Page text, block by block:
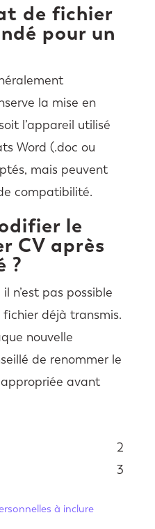
de fichier
pour un
la mise en
l’appareil utilisé
Word (.doc ou
mais peuvent
compatibilité.
le
CV après
?
n’est pas possible
déjà transmis.
nouvelle
de renommer le
avant
2
3
à inclure